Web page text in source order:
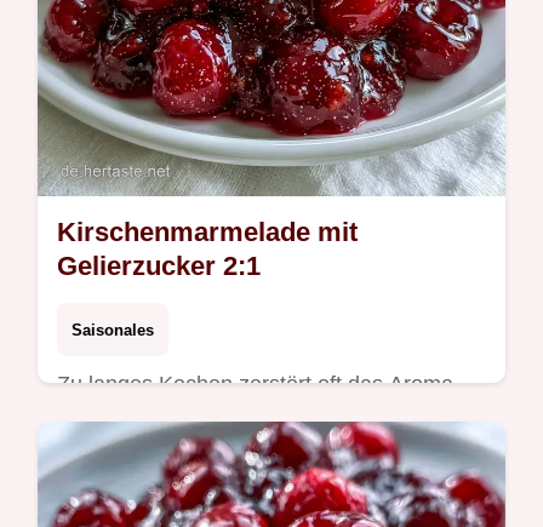
Kirschenmarmelade mit
Gelierzucker 2:1
Saisonales
Zu langes Kochen zerstört oft das Aroma.
Diese Kirschenmarmelade bleibt intensiv,
ähnlich einer österreichischen
Kirschkonfitüre. Siehe wichtigste Schritte.